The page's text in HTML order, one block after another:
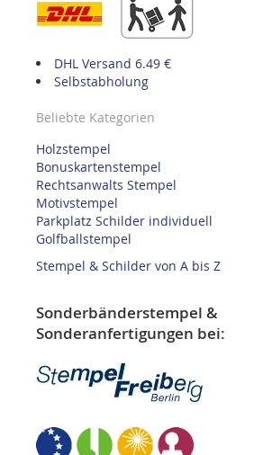
DHL Versand 6.49 €
Selbstabholung
Beliebte Kategorien
Holzstempel
Bonuskartenstempel
Rechtsanwalts Stempel
Motivstempel
Parkplatz Schilder individuell
Golfballstempel
Stempel & Schilder von A bis Z
Sonderbänderstempel &
Sonderanfertigungen bei: